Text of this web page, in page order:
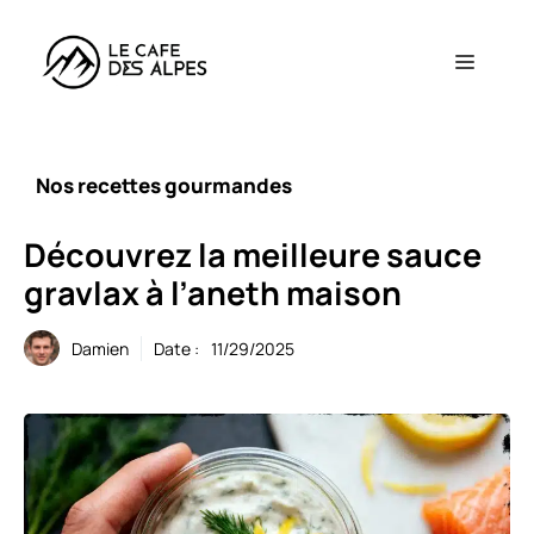
contenu
Menu
Nos recettes gourmandes
Découvrez la meilleure sauce
gravlax à l’aneth maison
Damien Date : 11/29/2025